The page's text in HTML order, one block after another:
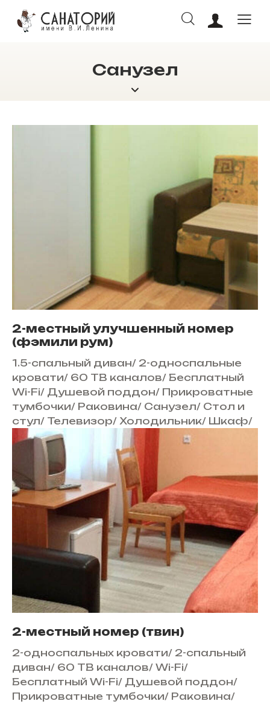
Санузел
2-местный улучшенный номер
(фэмили рум)
1.5-спальный диван/ 2-односпальные
кровати/ 60 ТВ каналов/ Бесплатный
Wi-Fi/ Душевой поддон/ Прикроватные
тумбочки/ Раковина/ Санузел/ Стол и
стул/ Телевизор/ Холодильник/ Шкаф/
2-местный номер (твин)
2-односпальных кровати/ 2-спальный
диван/ 60 ТВ каналов/ Wi-Fi/
Бесплатный Wi-Fi/ Душевой поддон/
Прикроватные тумбочки/ Раковина/